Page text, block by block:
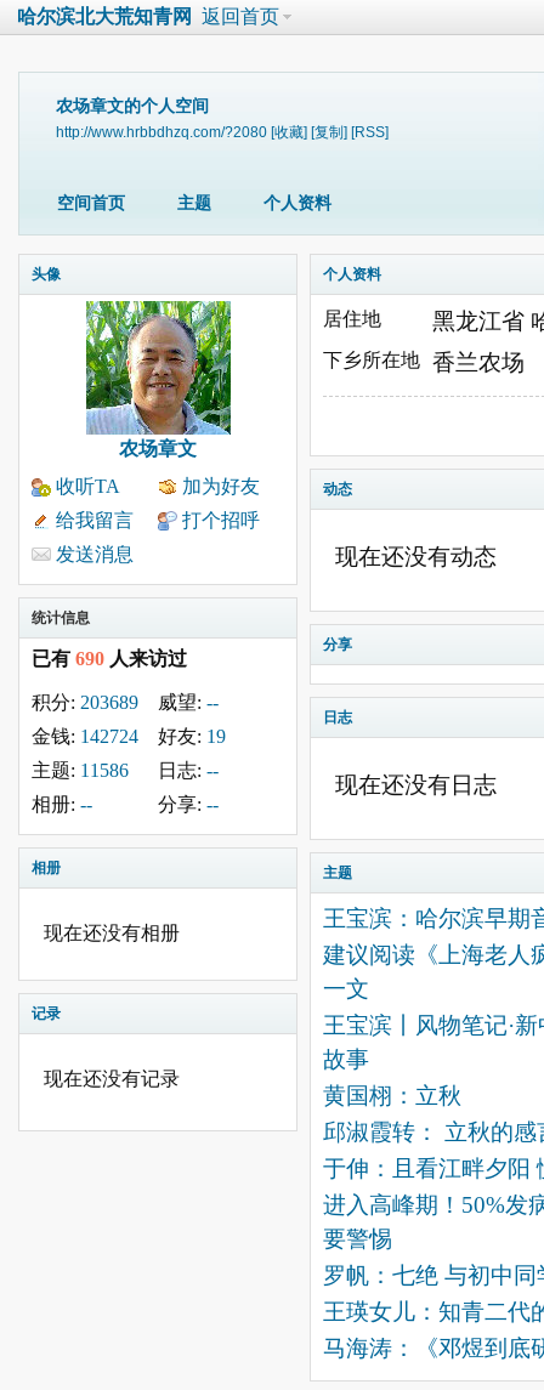
哈尔滨北大荒知青网 返回首页
农场章文的个人空间
http://www.hrbbdhzq.com/?2080 [收藏] [复制] [RSS]
空间首页 主题 个人资料
头像
农场章文
收听TA
加为好友
给我留言
打个招呼
发送消息
统计信息
已有 690 人来访过
积分: 203689 威望: --
金钱: 142724 好友: 19
主题: 11586 日志: --
相册: -- 分享: --
相册
现在还没有相册
记录
现在还没有记录
个人资料
居住地 黑龙江省
下乡所在地 香兰农场
动态
现在还没有动态
分享
日志
现在还没有日志
主题
王宝滨：哈尔滨早期
建议阅读《上海老人
一文
王宝滨丨风物笔记·
故事
黄国栩：立秋
邱淑霞转： 立秋的感
于伸：且看江畔夕阳
进入高峰期！50%发
要警惕
罗帆：七绝 与初中
王瑛女儿：知青二代
马海涛：《邓煜到底